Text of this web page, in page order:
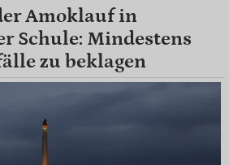
Amoklauf in
Schule: Mindestens
zu beklagen